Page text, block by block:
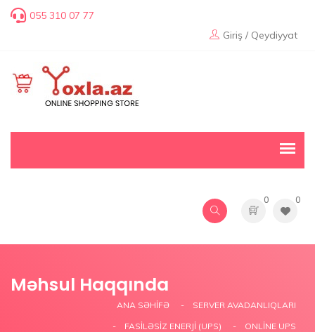
055 310 07 77
Giriş / Qeydiyyat
0 0
Məhsul Haqqında
ANA SƏHIFƏ
SERVER AVADANLIQLARI
FASILƏSIZ ENERJI (UPS)
ONLINE UPS